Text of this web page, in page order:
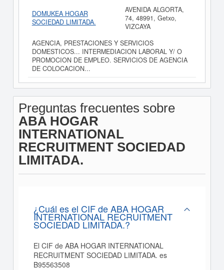
DOMUKEA HOGAR
SOCIEDAD LIMITADA.
AVENIDA ALGORTA,
74, 48991, Getxo,
VIZCAYA
AGENCIA, PRESTACIONES Y SERVICIOS
DOMESTICOS... INTERMEDIACION LABORAL Y/ O
PROMOCION DE EMPLEO. SERVICIOS DE AGENCIA
DE COLOCACION...
Preguntas frecuentes sobre
ABA HOGAR
INTERNATIONAL
RECRUITMENT SOCIEDAD
LIMITADA.
¿Cuál es el CIF de ABA HOGAR
INTERNATIONAL RECRUITMENT
SOCIEDAD LIMITADA.?
El CIF de ABA HOGAR INTERNATIONAL
RECRUITMENT SOCIEDAD LIMITADA. es
B95563508